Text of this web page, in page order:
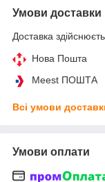
Умови доставки
Доставка
Нова Пошта
Meest ПОШТА
Всі умови
Умови оплати